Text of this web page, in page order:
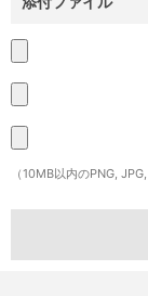
（10MB以内のPNG,